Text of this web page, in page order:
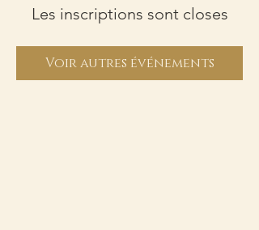
Les inscriptions sont closes
Voir autres événements